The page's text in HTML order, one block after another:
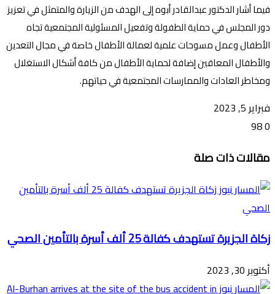
فيما أشار الدكتور عبدالقادر أبوه إلى الهدف من الزيارة والمتمثل في تعزيز
دور المجلس في حماية الطفولة وتفعيل المسئولية المجتمعية تجاه
الأطفال وعمل مسوحات علمية لعمالة الأطفال خاصة في مجال التعدين
والأطفال المعاقين إضافة لحماية الأطفال من كافة أشكال الاستغلال
ومخاطر العادات والممارسات المجتمعية في حياتهم.
فبراير 5, 2023
0
عبر
البريد
مقالات ذات صلة
زكاة الجزيرة تستهدف كفالة 25 ألف أسرة بالتأمين الصحي
أكتوبر 30, 2023